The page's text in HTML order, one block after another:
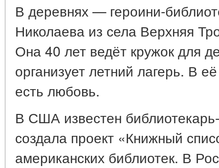
В деревнях — героини-
Николаева из села Верхняя
Она 40 лет ведёт кружок для
организует летний лагерь. В
есть любовь.
В США известен
создала проект «Книжный
американских библиотек. В